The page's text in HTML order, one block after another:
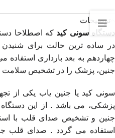
توضیحات
دستگاه سونی کید که اصطلاحا
در ساده ترین حالت برای
چهاردهم به بعد بارداری
جنین، پزشک را در تشخیص سلامت
سونی کید یا جنین یاب یکی از
پزشکی، می باشد . از این
جنین و تشخیص صدای قلب با
استفاده می گردد . صدای قلب